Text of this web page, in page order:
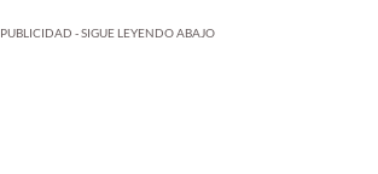
PUBLICIDAD - SIGUE LEYENDO ABAJO